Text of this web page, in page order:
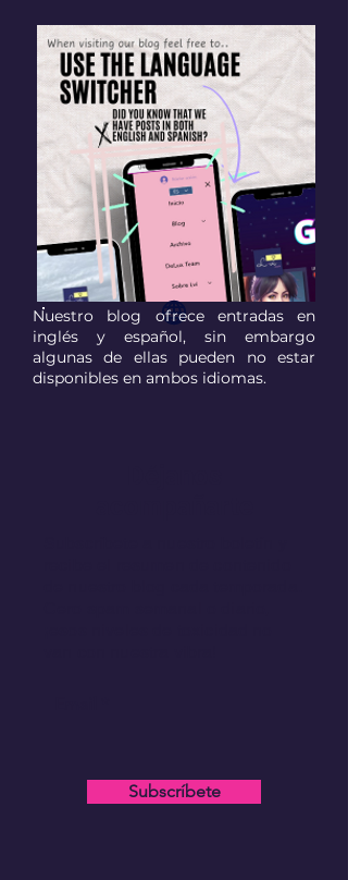
Nuestro blog ofrece entradas en
inglés y español, sin embargo
algunas de ellas pueden no estar
disponibles en ambos idiomas.
Subscríbete